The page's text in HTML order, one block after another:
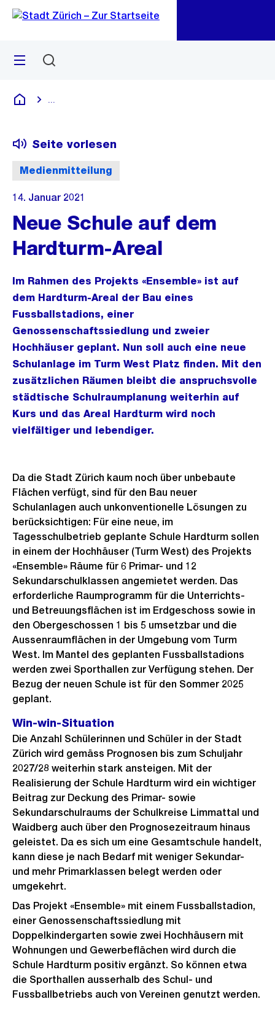
Navigation
Sprunglink
Menü
Deutsch
Medienmitteilung
Seite vorlesen
14. Januar 2021
Neue Schule auf dem
Hardturm-Areal
Im Rahmen des Projekts «Ensemble» ist auf
dem Hardturm-Areal der Bau eines
Fussballstadions, einer
Genossenschaftssiedlung und zweier
Hochhäuser geplant. Nun soll auch eine neue
Schulanlage im Turm West Platz finden. Mit den
zusätzlichen Räumen bleibt die anspruchsvolle
städtische Schulraumplanung weiterhin auf
Kurs und das Areal Hardturm wird noch
vielfältiger und lebendiger.
Da die Stadt Zürich kaum noch über unbebaute
Flächen verfügt, sind für den Bau neuer
Schulanlagen auch unkonventionelle Lösungen zu
berücksichtigen: Für eine neue, im
Tagesschulbetrieb geplante Schule Hardturm sollen
in einem der Hochhäuser (Turm West) des Projekts
«Ensemble» Räume für 6 Primar- und 12
Sekundarschulklassen angemietet werden. Das
erforderliche Raumprogramm für die Unterrichts-
und Betreuungsflächen ist im Erdgeschoss sowie in
den Obergeschossen 1 bis 5 umsetzbar und die
Aussenraumflächen in der Umgebung vom Turm
West. Im Mantel des geplanten Fussballstadions
werden zwei Sporthallen zur Verfügung stehen. Der
Bezug der neuen Schule ist für den Sommer 2025
geplant.
Win-win-Situation
Die Anzahl Schülerinnen und Schüler in der Stadt
Zürich wird gemäss Prognosen bis zum Schuljahr
2027/28 weiterhin stark ansteigen. Mit der
Realisierung der Schule Hardturm wird ein wichtiger
Beitrag zur Deckung des Primar- sowie
Sekundarschulraums der Schulkreise Limmattal und
Waidberg auch über den Prognosezeitraum hinaus
geleistet. Da es sich um eine Gesamtschule handelt,
kann diese je nach Bedarf mit weniger Sekundar-
und mehr Primarklassen belegt werden oder
umgekehrt.
Das Projekt «Ensemble» mit einem Fussballstadion,
einer Genossenschaftssiedlung mit
Doppelkindergarten sowie zwei Hochhäusern mit
Wohnungen und Gewerbeflächen wird durch die
Schule Hardturm positiv ergänzt. So können etwa
die Sporthallen ausserhalb des Schul- und
Fussballbetriebs auch von Vereinen genutzt werden.